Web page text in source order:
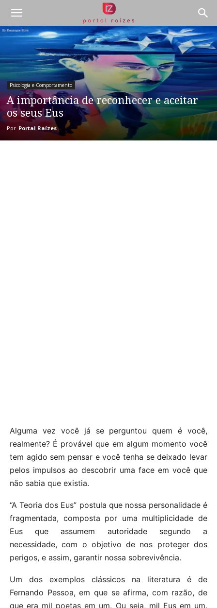
Psicologia e Comportamento
A importância de reconhecer e aceitar
os seus Eus
Por Portal Raízes -
Alguma vez você já se perguntou quem é você,
realmente? É provável que em algum momento você
tem agido sem pensar e você tenha se deixado levar
pelos impulsos ao descobrir uma face em você que
não sabia que existia.
“A Teoria dos Eus” postula que nossa personalidade é
fragmentada, composta por uma multiplicidade de
Eus que assumem autoridade segundo a
necessidade, com o objetivo de nos proteger dos
perigos, e assim, garantir nossa sobrevivência.
Um dos exemplos clássicos na literatura é de
Fernando Pessoa, em que se afirma, com razão, de
que era mil poetas em um. Ou seja, mil Eus em um.